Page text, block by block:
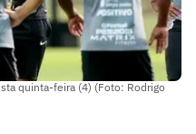
quinta-feira (4) (Foto: Rodrigo